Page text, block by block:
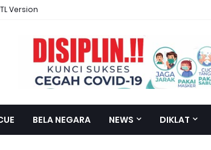
Version
BELA NEGARA NEWS DIKLAT